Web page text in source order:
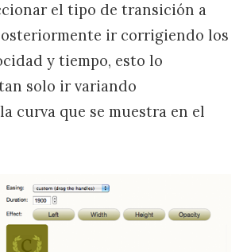
el tipo de transición a
ir corrigiendo los
y tiempo, esto lo
solo ir variando
curva que se muestra en el